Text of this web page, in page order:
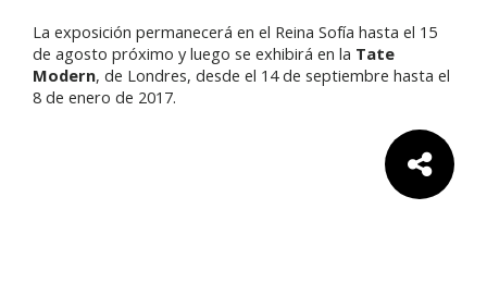
La exposición permanecerá en el Reina Sofía hasta el 15
de agosto próximo y luego se exhibirá en la Tate
Modern, de Londres, desde el 14 de septiembre hasta el
8 de enero de 2017.